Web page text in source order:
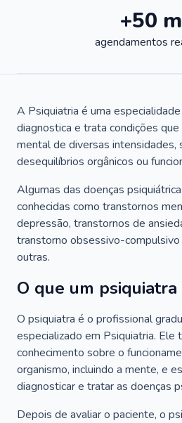
+50
agendamentos
A Psiquiatria é uma
diagnostica e trata condições
mental de diversas intensidades,
desequilíbrios orgânicos ou
Algumas das doenças
conhecidas como transtornos
depressão, transtornos de
transtorno obsessivo-
outras.
O que um psiquiatra
O psiquiatra é o profissional
especializado em Psiquiatria. Ele
conhecimento sobre o
organismo, incluindo a mente, e
diagnosticar e tratar as doenças
Depois de avaliar o paciente, o